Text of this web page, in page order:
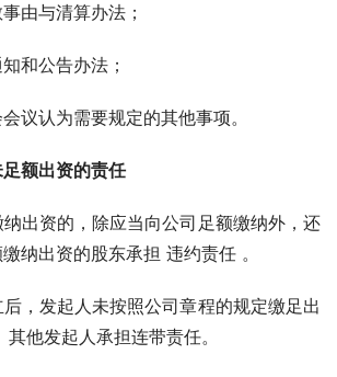
由与清算办法；
和公告办法；
议认为需要规定的其他事项。
额出资的责任
出资的，除应当向公司足额缴纳外，还
纳出资的股东承担 违约责任 。
，发起人未按照公司章程的规定缴足出
他发起人承担连带责任。